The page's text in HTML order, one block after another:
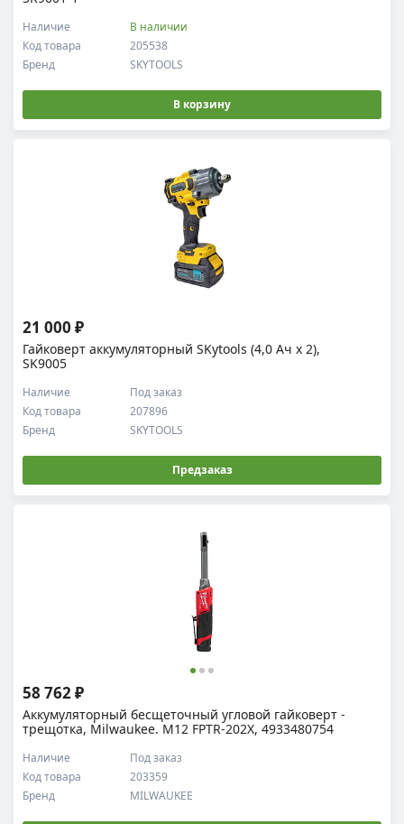
Код товара 205538
Наличие В наличии
Бренд SKYTOOLS
В корзину
Гайковерт аккумуляторный SKytools (4,0 Ач х 2),
SK9005
Код товара 207896
Наличие Под заказ
Бренд SKYTOOLS
21 000 ₽
Предзаказ
Аккумуляторный бесщеточный угловой гайковерт -
трещотка, Milwaukee. M12 FPTR-202X, 4933480754
Код товара 203359
Наличие Под заказ
Бренд MILWAUKEE
58 762 ₽